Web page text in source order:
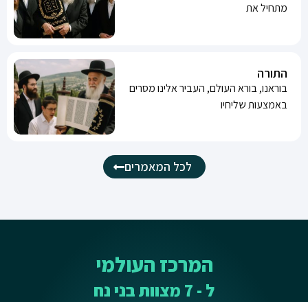
מתחיל את
התורה
בוראנו, בורא העולם, העביר אלינו מסרים
באמצעות שליחיו
לכל המאמרים
המרכז העולמי
ל - 7 מצוות בני נח